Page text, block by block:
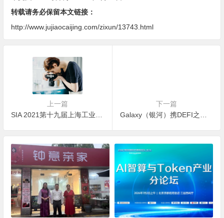
转载请务必保留本文链接：
http://www.jujiaocaijing.com/zixun/13743.html
上一篇
下一篇